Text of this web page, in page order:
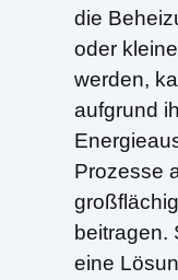
die
oder
werden,
aufgrund
Prozesse
beitragen.
eine